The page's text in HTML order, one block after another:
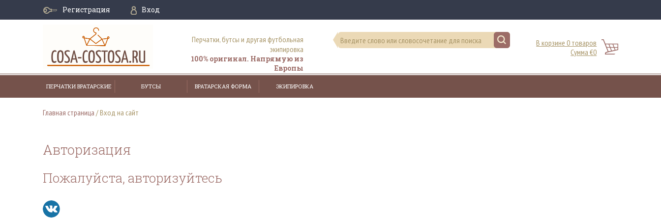
Регистрация Вход
Перчатки, бутсы и другая футбольная
экипировка
100% оригинал. Напрямую из
Европы
В корзине 0 товаров
Сумма €0
ПЕРЧАТКИ ВРАТАРСКИЕ БУТСЫ ВРАТАРСКАЯ ФОРМА ЭКИПИРОВКА
Главная страница /Вход на сайт
Авторизация
Пожалуйста, авторизуйтесь